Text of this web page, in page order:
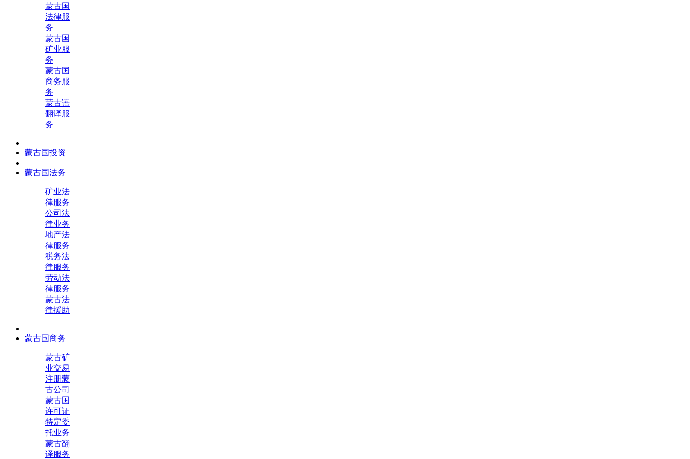
蒙古国
法律服
务
蒙古国
矿业服
务
蒙古国
商务服
务
蒙古语
翻译服
务
蒙古国投资
蒙古国法务
矿业法
律服务
公司法
律业务
地产法
律服务
税务法
律服务
劳动法
律服务
蒙古法
律援助
蒙古国商务
蒙古矿
业交易
注册蒙
古公司
蒙古国
许可证
特定委
托业务
蒙古翻
译服务